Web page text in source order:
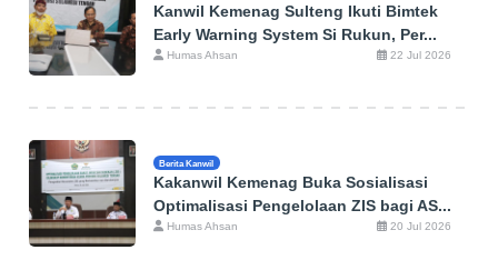
Kanwil Kemenag Sulteng Ikuti Bimtek
Early Warning System Si Rukun, Per...
Humas Ahsan 22 Jul 2026
Berita Kanwil
Kakanwil Kemenag Buka Sosialisasi
Optimalisasi Pengelolaan ZIS bagi AS...
Humas Ahsan 20 Jul 2026